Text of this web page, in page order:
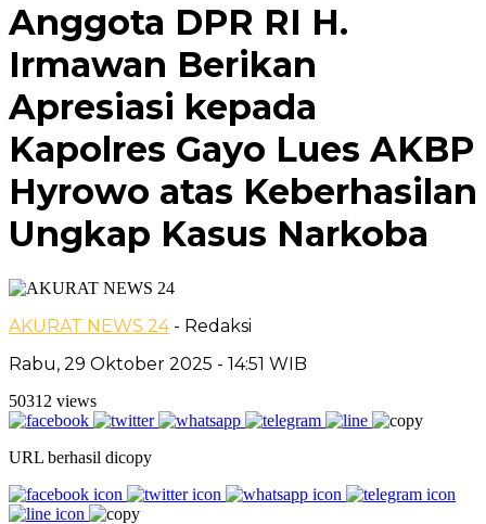
Anggota DPR RI H.
Irmawan Berikan
Apresiasi kepada
Kapolres Gayo Lues AKBP
Hyrowo atas Keberhasilan
Ungkap Kasus Narkoba
AKURAT NEWS 24 - Redaksi
Rabu, 29 Oktober 2025 - 14:51 WIB
50312 views
URL berhasil dicopy